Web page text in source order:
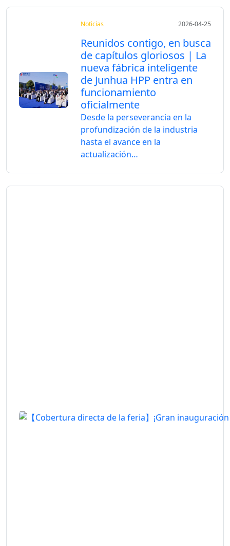
Noticias 2026-04-25
Reunidos contigo, en busca
de capítulos gloriosos | La
nueva fábrica inteligente
de Junhua HPP entra en
funcionamiento
oficialmente
Desde la perseverancia en la
profundización de la industria
hasta el avance en la
actualización…